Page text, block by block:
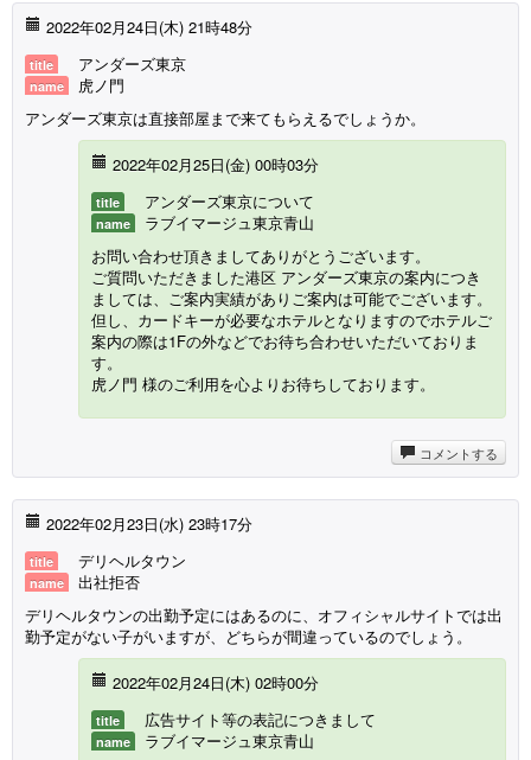
2022年02月24日(木) 21時48分
title アンダーズ東京
name
虎ノ門
アンダーズ東京は直接部屋まで来てもらえるでしょうか。
2022年02月25日(金) 00時03分
title アンダーズ東京について
name
ラブイマージュ東京青山
お問い合わせ頂きましてありがとうございます。
ご質問いただきました港区 アンダーズ東京の案内につき
ましては、ご案内実績がありご案内は可能でございます。
但し、カードキーが必要なホテルとなりますのでホテルご
案内の際は1Fの外などでお待ち合わせいただいておりま
す。
虎ノ門 様のご利用を心よりお待ちしております。
コメントする
2022年02月23日(水) 23時17分
title デリヘルタウン
name
出社拒否
デリヘルタウンの出勤予定にはあるのに、オフィシャルサイトでは出
勤予定がない子がいますが、どちらが間違っているのでしょう。
2022年02月24日(木) 02時00分
title 広告サイト等の表記につきまして
name
ラブイマージュ東京青山